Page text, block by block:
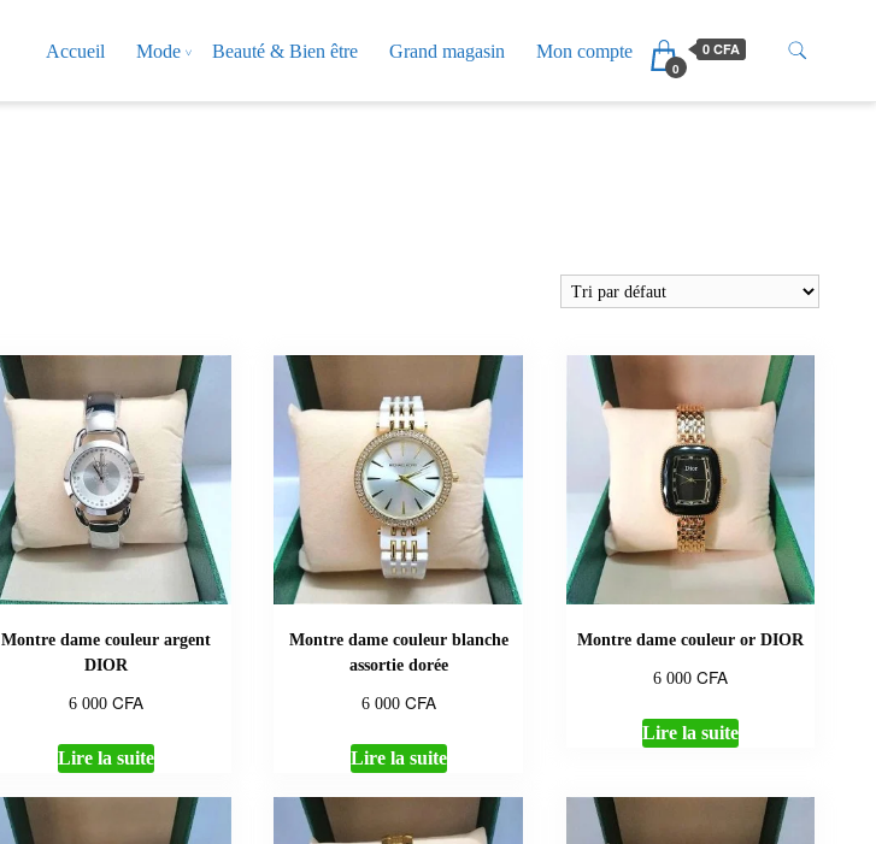
Accueil Mode Beauté & Bien être Grand magasin Mon compte
0
0 CFA
Montre dame couleur argent
DIOR
6 000CFA
Lire la suite
Montre dame couleur blanche
assortie dorée
6 000 CFA
Lire la suite
Montre dame couleur or DIOR
6 000 CFA
Lire la suite